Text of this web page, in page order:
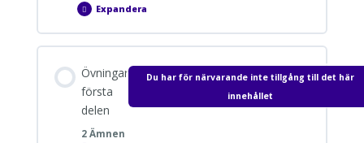
Expandera
Så
ger
du
Reiju
–
0% SLUTFÖRT 0/1 Steps
Dokument för nedladdning
Övningar
första
delen
2 Ämnen
Du har för närvarande inte tillgång till det här
innehållet